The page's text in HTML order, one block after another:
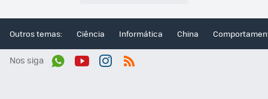
Outros temas: Ciência Informática China
Nos siga